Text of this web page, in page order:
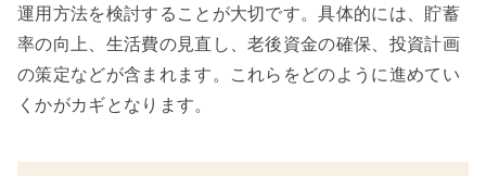
運用方法を検討することが大切です。具体的には、貯蓄
率の向上、生活費の見直し、老後資金の確保、投資計画
の策定などが含まれます。これらをどのように進めてい
くかがカギとなります。